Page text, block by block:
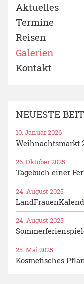
Aktuelles
Termine
Reisen
Galerien
Kontakt
NEUESTE
Weihnachtsmarkt
10. Januar 2026
Tagebuch einer
26. Oktober 2025
24. August 2025
24. August 2025
Kosmetisches
25. Mai 2025